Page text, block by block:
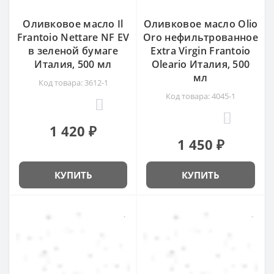
Оливковое масло Il
Frantoio Nettare NF EV
в зеленой бумаге
Италия, 500 мл
Код товара: 3612-1
1 420 ₽
КУПИТЬ
Оливковое масло Olio
Oro нефильтрованное
Extra Virgin Frantoio
Oleario Италия, 500
мл
Код товара: 4045-1
1 450 ₽
КУПИТЬ